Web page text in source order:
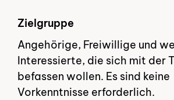
Zielgruppe
Angehörige, Freiwillige und
Interessierte, die sich mit der
befassen wollen. Es sind keine
Vorkenntnisse erforderlich.